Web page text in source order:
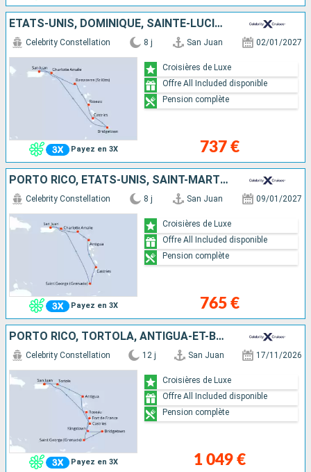
ÉTATS-UNIS, DOMINIQUE, SAINTE-LUCIE, BARBADE, PORTO RICO
Payez en 3X
Celebrity Constellation 8 j San Juan 02/01/2027
737 €
Croisières de Luxe
Offre All Included disponible
Pension complète
PORTO RICO, ÉTATS-UNIS, SAINT-MARTIN, ANTIGUA-ET-BARBUDA, SAINTE-LUCIE, GRENADE
Payez en 3X
Celebrity Constellation 8 j San Juan 09/01/2027
765 €
Croisières de Luxe
Offre All Included disponible
Pension complète
PORTO RICO, TORTOLA, ANTIGUA-ET-BARBUDA, SAINTE-LUCIE, GRENADE, BARBADE, SAINT VINCENT-ET-LES-GRENADINES, MARTINIQUE, DOMINIQUE
Payez en 3X
Celebrity Constellation 12 j San Juan 17/11/2026
1 049 €
Croisières de Luxe
Offre All Included disponible
Pension complète